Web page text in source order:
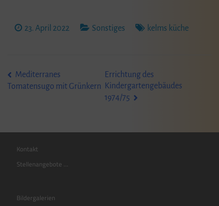
23. April 2022 Sonstiges kelms küche
Beitragsnavigation
Mediterranes
Tomatensugo mit Grünkern
Errichtung des
Kindergartengebäudes
1974/75
Kontakt
Stellenangebote …
Bildergalerien